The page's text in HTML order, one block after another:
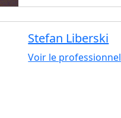
Stefan Liberski
Voir le professionnel